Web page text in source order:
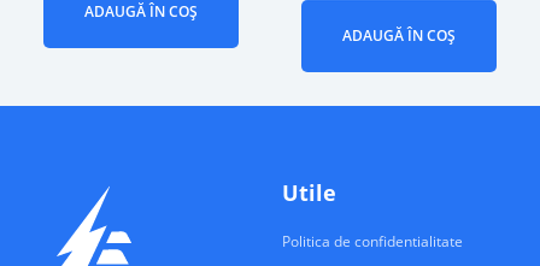
ADAUGĂ ÎN COȘ
ADAUGĂ ÎN COȘ
Utile
Politica de confidentialitate